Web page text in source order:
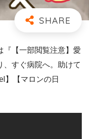
『【一部閲覧注意】愛
、すぐ病院へ。助けて
】【マロンの日